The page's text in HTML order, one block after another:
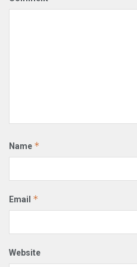
Name *
Email *
Website